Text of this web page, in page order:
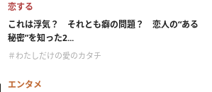
恋する
これは浮気？ それとも癖の問題？ 恋人の“ある
秘密”を知った2...
＃わたしだけの愛のカタチ
エンタメ